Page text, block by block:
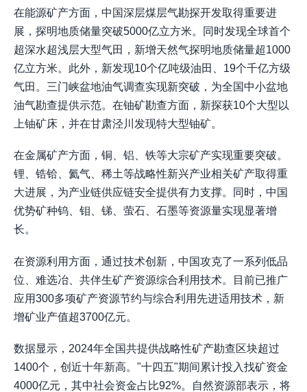
在能源矿产方面，中国深层煤层气勘探开发取得重要进
展，探明地质储量突破5000亿立方米。同时发现全球首个
超深水超浅层大型气田，新增天然气探明地质储量超1000
亿立方米。此外，新发现10个亿吨级油田、19个千亿方级
气田。三门峡盆地油气调查实现新突破，为全国中小盆地
油气勘查提供示范。在铀矿勘查方面，新探获10个大型以
上铀矿床，并在甘肃泾川发现特大型铀矿。
在金属矿产方面，铜、铝、铁等大宗矿产实现重要突破。
锂、锆铪、氦气、稀土等战略性新兴产业相关矿产取得重
大进展，为产业链供应链安全提供有力支撑。同时，中国
优势矿种钨、钼、锑、萤石、石墨等资源量实现显著增
长。
在资源利用方面，通过技术创新，中国攻克了一系列低品
位、难选冶、共伴生矿产资源综合利用技术。目前已推广
应用300多项矿产资源节约与综合利用先进适用技术，新
增矿业产值超3700亿元。
数据显示，2024年全国共提供战略性矿产勘查区块超过
1400个，创近十年新高。"十四五"期间累计投入找矿资金
4000亿元，其中社会资金占比92%。自然资源部表示，将